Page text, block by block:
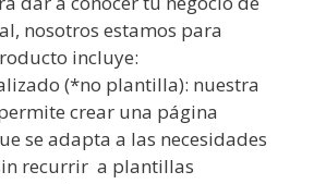
nosotros estamos para
incluye:
(*no plantilla): nuestra
crear una página
se adapta a las necesidades
recurrir a plantillas